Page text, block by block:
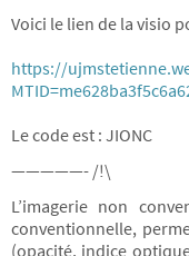
Voici le lien de la visio
https://
Le code est : JIONC
—————- /!\
L’imagerie non
conventionnelle,
(opacité, indice